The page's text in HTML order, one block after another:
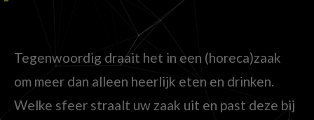
Tegenwoordig draait het in een (horeca)zaak
om meer dan alleen heerlijk eten en drinken.
Welke sfeer straalt uw zaak uit en past deze bij